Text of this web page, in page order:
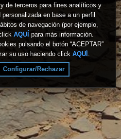
de terceros para fines analíticos y
en base a un perfil
de navegación (por ejemplo,
AQUÍ para más información.
pulsando el botón “ACEPTAR”
su uso haciendo click AQUÍ .
Configurar/Rechazar